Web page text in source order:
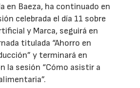
en Baeza, ha continuado en
celebrada el día 11 sobre
y Marca, seguirá en
titulada “Ahorro en
y terminará en
la sesión “Cómo asistir a